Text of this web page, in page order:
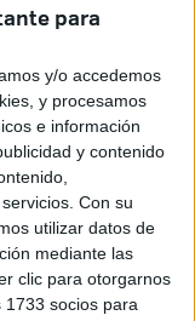
para
y/o accedemos
y procesamos
e información
y contenido
Con su
utilizar datos de
mediante las
clic para otorgarnos
socios para
ganas de
Fernández. Este
con
alfondo de las
por 3-1ante la
que permite al